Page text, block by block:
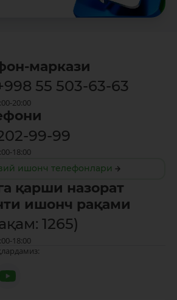
маркази
55 503-63-63
20:00
99-99
18:00
ишонч телефонлари
қарши назорат
ишонч рақами
1265)
18:00